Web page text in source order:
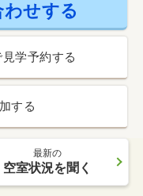
せする
学予約する
する
最新の
空室状況を聞く